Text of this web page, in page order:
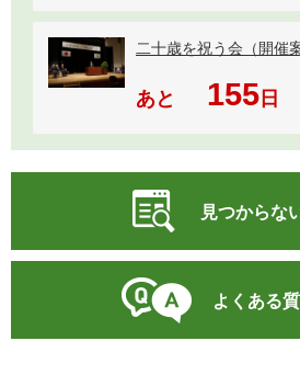
二十歳を祝う会（開催
あと 155日
見つからな
よくある